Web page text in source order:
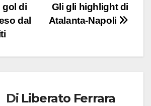
Gli gli highlight di
Atalanta-Napoli
gol di
dal
Di Liberato Ferrara